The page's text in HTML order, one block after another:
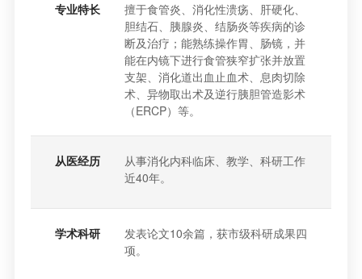
专业特长
擅于食管炎、消化性溃疡、肝硬化、
胆结石、胰腺炎、结肠炎等疾病的诊
断及治疗；能熟练操作胃、肠镜，并
能在内镜下进行食管狭窄扩张并放置
支架、消化道出血止血术、息肉切除
术、异物取出术及逆行胰胆管造影术
（ERCP）等。
从医经历
从事消化内科临床、教学、科研工作
近40年。
学术科研
发表论文10余篇，获市级科研成果四
项。